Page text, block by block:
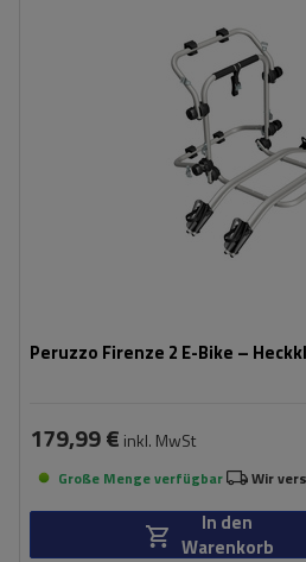
Peruzzo Firenze 2 E-Bike –
45 kg
kompatibel mit Elektrofahrrädern
179,99 € inkl. MwSt
Große Menge verfügbar Wir
In den
Warenkorb